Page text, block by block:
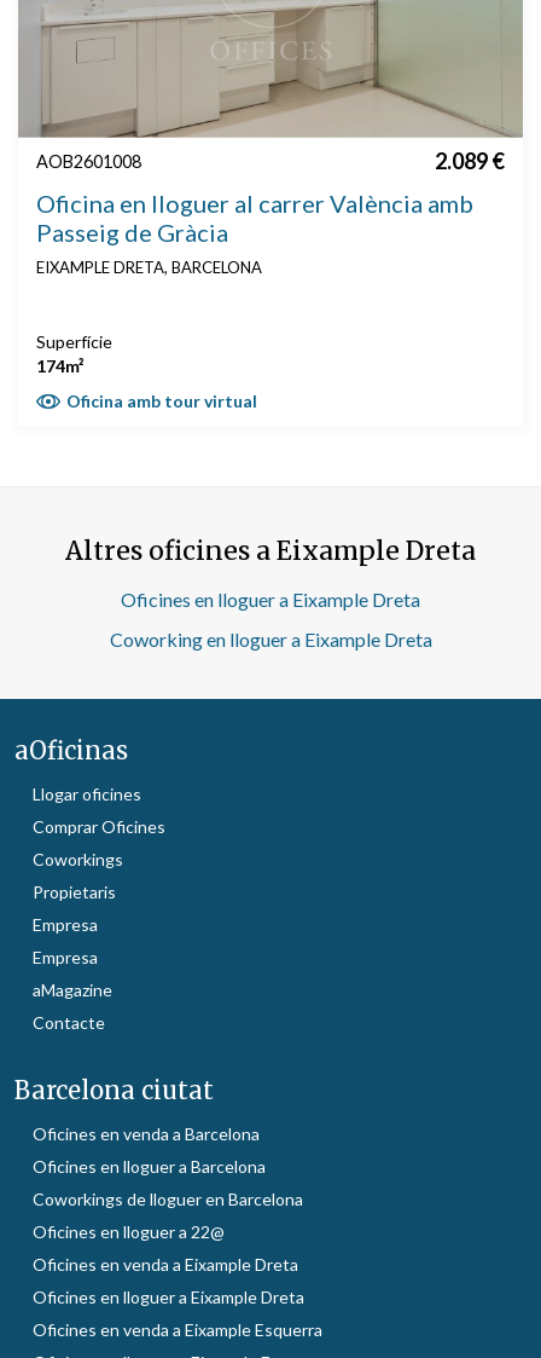
AOB2601008 2.089 €
Oficina en lloguer al carrer València amb
Passeig de Gràcia
EIXAMPLE DRETA, BARCELONA
Superfície
174m²
Oficina amb tour virtual
Altres oficines a Eixample Dreta
Oficines en lloguer a Eixample Dreta
Coworking en lloguer a Eixample Dreta
aOficinas
Llogar oficines
Comprar Oficines
Coworkings
Propietaris
Empresa
Empresa
aMagazine
Contacte
Barcelona ciutat
Oficines en venda a Barcelona
Oficines en lloguer a Barcelona
Coworkings de lloguer en Barcelona
Oficines en lloguer a 22@
Oficines en venda a Eixample Dreta
Oficines en lloguer a Eixample Dreta
Oficines en venda a Eixample Esquerra